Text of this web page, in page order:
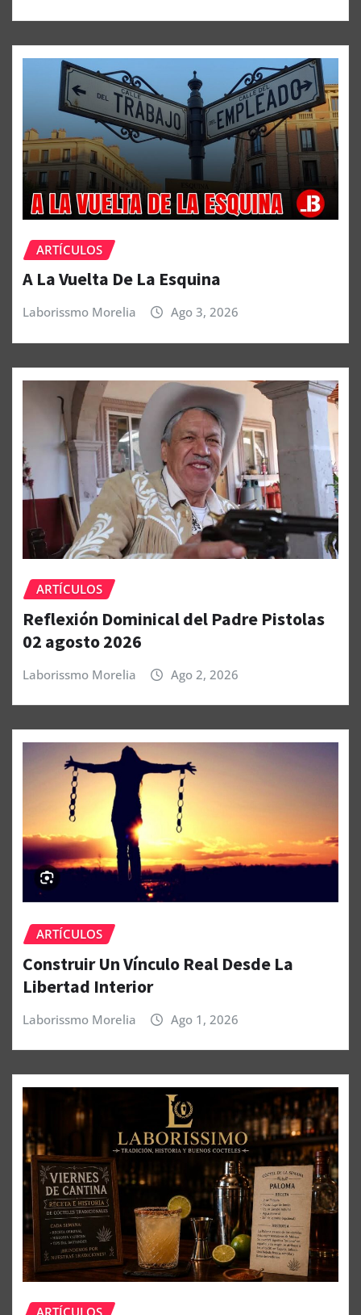
ARTÍCULOS
A La Vuelta De La Esquina
Laborissmo Morelia Ago 3, 2026
ARTÍCULOS
Reflexión Dominical del Padre Pistolas
02 agosto 2026
Laborissmo Morelia Ago 2, 2026
ARTÍCULOS
Construir Un Vínculo Real Desde La
Libertad Interior
Laborissmo Morelia Ago 1, 2026
ARTÍCULOS